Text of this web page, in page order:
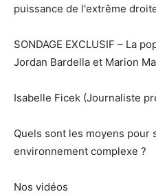
puissance de l'extrême
SONDAGE EXCLUSIF – La
Jordan Bardella et Marion
Isabelle Ficek (Journaliste
Quels sont les moyens pour
environnement complexe ?
Nos vidéos